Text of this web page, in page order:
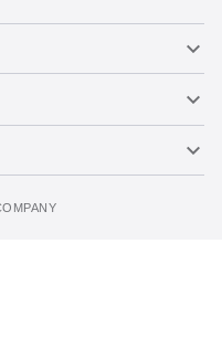
年12月17日まで
まで
まで